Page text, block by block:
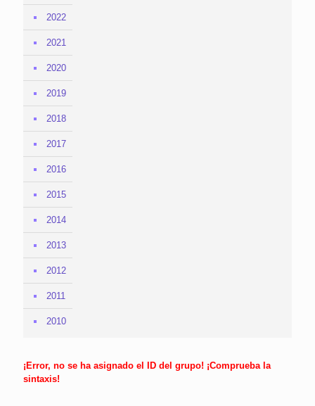
2022
2021
2020
2019
2018
2017
2016
2015
2014
2013
2012
2011
2010
¡Error, no se ha asignado el ID del grupo! ¡Comprueba la
sintaxis!